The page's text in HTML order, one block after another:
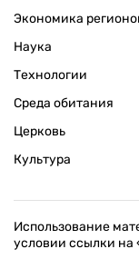
Экономика
Наука
Технологии
Среда обитания
Церковь
Культура
Использование
условии ссылки на